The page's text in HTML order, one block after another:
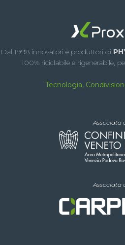
Dal 1998 innovatori e produttori di
100% riciclabile e rigenerabile,
Tecnologia,
Associata
Associata